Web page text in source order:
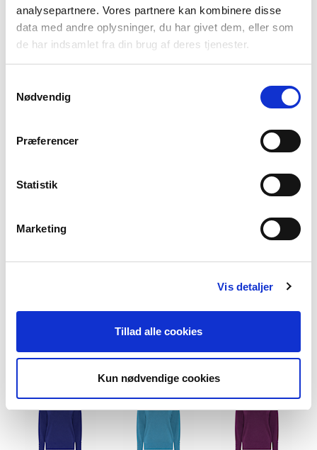
analysepartnere. Vores partnere kan kombinere disse
data med andre oplysninger, du har givet dem, eller som
de har indsamlet fra din brug af deres tjenester.
Nødvendig
Præferencer
Statistik
Marketing
Vis detaljer
Tillad alle cookies
Kun nødvendige cookies
Orange peel
Lavender mist Cocoa Brown